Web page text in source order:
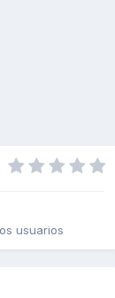
usuarios